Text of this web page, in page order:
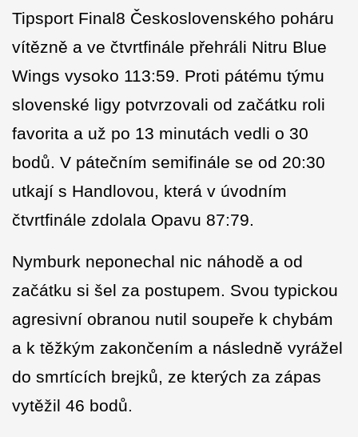
Tipsport Final8 Československého poháru
vítězně a ve čtvrtfinále přehráli Nitru Blue
Wings vysoko 113:59. Proti pátému týmu
slovenské ligy potvrzovali od začátku roli
favorita a už po 13 minutách vedli o 30
bodů. V pátečním semifinále se od 20:30
utkají s Handlovou, která v úvodním
čtvrtfinále zdolala Opavu 87:79.
Nymburk neponechal nic náhodě a od
začátku si šel za postupem. Svou typickou
agresivní obranou nutil soupeře k chybám
a k těžkým zakončením a následně vyrážel
do smrtících brejků, ze kterých za zápas
vytěžil 46 bodů.